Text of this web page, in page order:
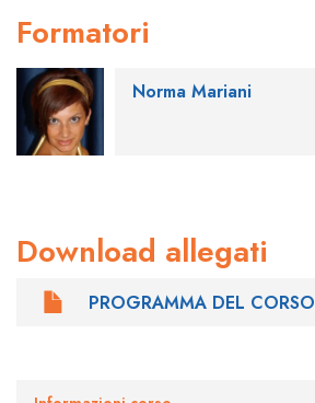
Formatori
Norma Mariani
Download allegati
PROGRAMMA DEL CORSO